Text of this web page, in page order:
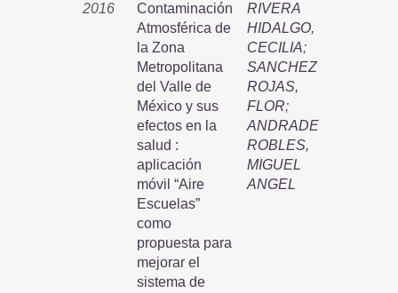
2016
Contaminación
Atmosférica de
la Zona
Metropolitana
del Valle de
México y sus
efectos en la
salud :
aplicación
móvil “Aire
Escuelas”
como
propuesta para
mejorar el
sistema de
RIVERA
HIDALGO,
CECILIA;
SANCHEZ
ROJAS,
FLOR;
ANDRADE
ROBLES,
MIGUEL
ANGEL